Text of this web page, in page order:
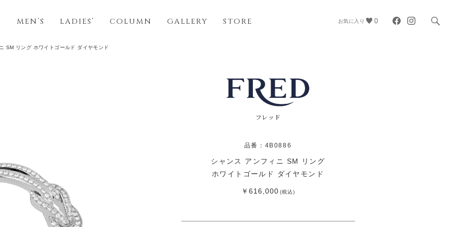
MEN’S LADIES’ COLUMN GALLERY STORE お気に入り 0
フレッド
品番：4B0886
シャンス アンフィニ SM リング
ホワイトゴールド ダイヤモンド
￥616,000(税込)
SM リング ホワイトゴールド ダイヤモンド